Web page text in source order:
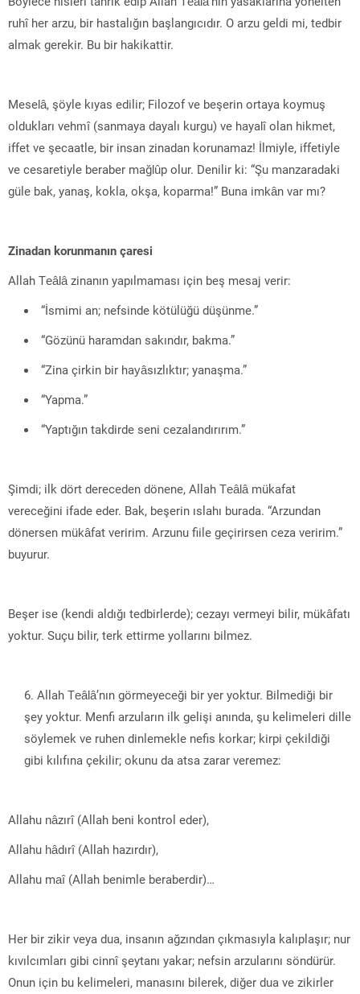
ruhî her arzu, bir hastalığın başlangıcıdır. O arzu geldi mi, tedbir
almak gerekir. Bu bir hakikattir.
Meselâ, şöyle kıyas edilir; Filozof ve beşerin ortaya koymuş
oldukları vehmî (sanmaya dayalı kurgu) ve hayalî olan hikmet,
iffet ve şecaatle, bir insan zinadan korunamaz! İlmiyle, iffetiyle
ve cesaretiyle beraber mağlûp olur. Denilir ki: “Şu manzaradaki
güle bak, yanaş, kokla, okşa, koparma!” Buna imkân var mı?
Zinadan korunmanın çaresi
Allah Teâlâ zinanın yapılmaması için beş mesaj verir:
“İsmimi an; nefsinde kötülüğü düşünme.”
“Gözünü haramdan sakındır, bakma.”
“Zina çirkin bir hayâsızlıktır; yanaşma.”
“Yapma.”
“Yaptığın takdirde seni cezalandırırım.”
Şimdi; ilk dört dereceden dönene, Allah Teâlâ mükafat
vereceğini ifade eder. Bak, beşerin ıslahı burada. “Arzundan
dönersen mükâfat veririm. Arzunu fiile geçirirsen ceza veririm.”
buyurur.
Beşer ise (kendi aldığı tedbirlerde); cezayı vermeyi bilir, mükâfatı
yoktur. Suçu bilir, terk ettirme yollarını bilmez.
Allah Teâlâ’nın görmeyeceği bir yer yoktur. Bilmediği bir
şey yoktur. Menfi arzuların ilk gelişi anında, şu kelimeleri dille
söylemek ve ruhen dinlemekle nefis korkar; kirpi çekildiği
gibi kılıfına çekilir; okunu da atsa zarar veremez:
Allahu nâzırî (Allah beni kontrol eder),
Allahu hâdırî (Allah hazırdır),
Allahu maî (Allah benimle beraberdir)…
Her bir zikir veya dua, insanın ağzından çıkmasıyla kalıplaşır; nur
kıvılcımları gibi cinnî şeytanı yakar; nefsin arzularını söndürür.
Onun için bu kelimeleri, manasını bilerek, diğer dua ve zikirler